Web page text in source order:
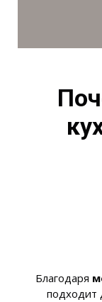
Благодаря
подходит